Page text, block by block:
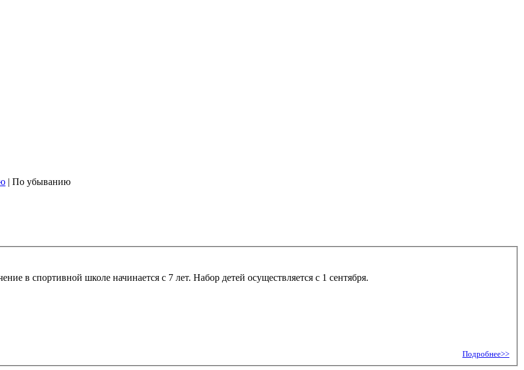
| По убыванию
в спортивной школе начинается с 7 лет. Набор детей осуществляется с 1 сентября.
Подробнее>>